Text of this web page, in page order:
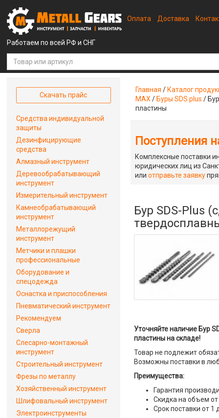
Работаем по всей РФ и СНГ
Оплата Доставка
Главная / Каталог
MAX / Буры SDS plus /
пластины
Поступления
Комплексные поставки
юридических лиц из
илиотправьте заявку
Бур SDS-Plus
Уточняйте наличие Бур
пластины на складе!
Товар не подлежит
Возможны поставки в
Преимущества:
Гарантия
Скидка на объем от
Срок поставки от 1
Скачать прайс
Средства индивидуальной
защиты
Дезинфицирующие
средства
Алмазный инструмент
Деревообрабатывающий
инструмент
Измерительный инструмент
Камнеобрабатывающий
инструмент
Металлорежущий
инструмент
Метчики и плашки
профессиональные
Оборудование и
спецодежда
Оснастка и приспособления
Пневматический инструмент
Рекомендуем
Сверла
Слесарно-монтажный
инструмент
Строительный инструмент
Фрезы по металлу
Хозяйственный инструмент
Шлифовальный инструмент
Электроинструменты